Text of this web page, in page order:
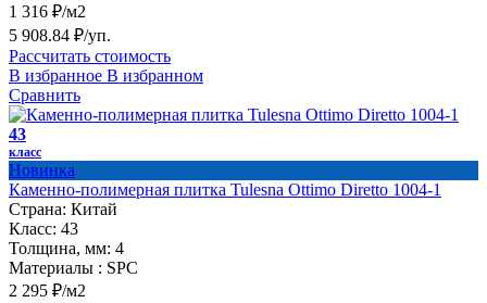
1 316 ₽/м2
5 908.84 ₽/уп.
Рассчитать стоимость
В избранное В избранном
Сравнить
43
класс
Новинка
Каменно-полимерная плитка Tulesna Ottimo Diretto 1004-1
Страна: Китай
Класс: 43
Толщина, мм: 4
Материалы : SPC
2 295 ₽/м2